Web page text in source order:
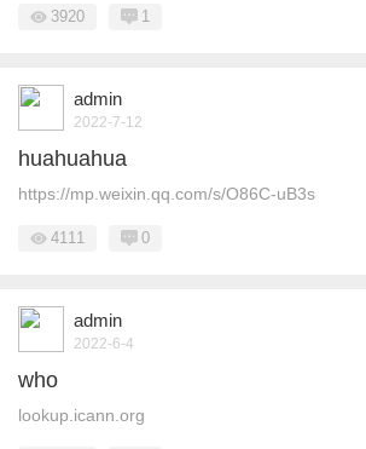
3920 1
admin
2022-7-12
huahuahua
https://mp.weixin.qq.com/s/O86C-uB3s
4111 0
admin
2022-6-4
who
lookup.icann.org